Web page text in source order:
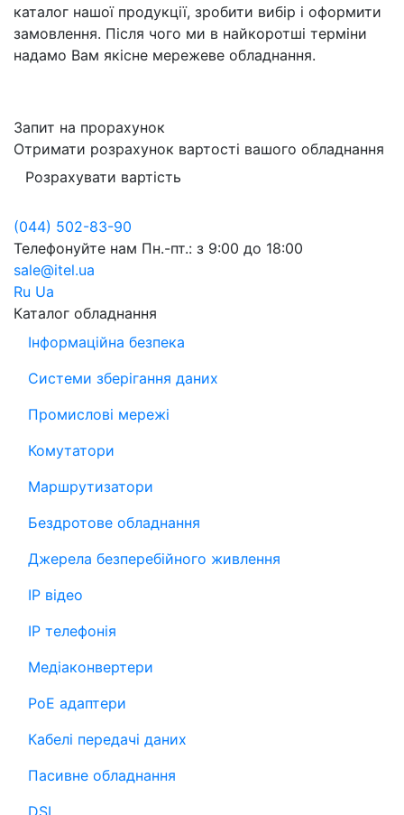
каталог нашої продукції, зробити вибір і оформити
замовлення. Після чого ми в найкоротші терміни
надамо Вам якісне мережеве обладнання.
Запит на прорахунок
Отримати розрахунок вартості вашого обладнання
Розрахувати вартість
(044) 502-83-90
Телефонуйте нам Пн.-пт.: з 9:00 до 18:00
sale@itel.ua
Ru Ua
Каталог обладнання
Інформаційна безпека
Системи зберігання даних
Промислові мережі
Комутатори
Маршрутизатори
Бездротове обладнання
Джерела безперебійного живлення
IP відео
IP телефонія
Медіаконвертери
PoE адаптери
Кабелі передачі даних
Пасивне обладнання
DSL